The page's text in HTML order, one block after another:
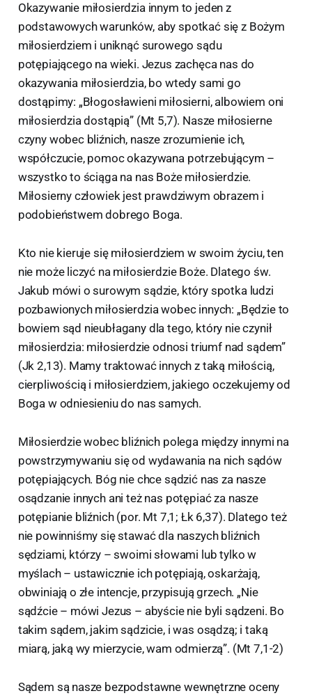
Okazywanie miłosierdzia innym to jeden z
podstawowych warunków, aby spotkać się z Bożym
miłosierdziem i uniknąć surowego sądu
potępiającego na wieki. Jezus zachęca nas do
okazywania miłosierdzia, bo wtedy sami go
dostąpimy: „Błogosławieni miłosierni, albowiem oni
miłosierdzia dostąpią” (Mt 5,7). Nasze miłosierne
czyny wobec bliźnich, nasze zrozumienie ich,
współczucie, pomoc okazywana potrzebującym –
wszystko to ściąga na nas Boże miłosierdzie.
Miłosierny człowiek jest prawdziwym obrazem i
podobieństwem dobrego Boga.
Kto nie kieruje się miłosierdziem w swoim życiu, ten
nie może liczyć na miłosierdzie Boże. Dlatego św.
Jakub mówi o surowym sądzie, który spotka ludzi
pozbawionych miłosierdzia wobec innych: „Będzie to
bowiem sąd nieubłagany dla tego, który nie czynił
miłosierdzia: miłosierdzie odnosi triumf nad sądem”
(Jk 2,13). Mamy traktować innych z taką miłością,
cierpliwością i miłosierdziem, jakiego oczekujemy od
Boga w odniesieniu do nas samych.
Miłosierdzie wobec bliźnich polega między innymi na
powstrzymywaniu się od wydawania na nich sądów
potępiających. Bóg nie chce sądzić nas za nasze
osądzanie innych ani też nas potępiać za nasze
potępianie bliźnich (por. Mt 7,1; Łk 6,37). Dlatego też
nie powinniśmy się stawać dla naszych bliźnich
sędziami, którzy – swoimi słowami lub tylko w
myślach – ustawicznie ich potępiają, oskarżają,
obwiniają o złe intencje, przypisują grzech. „Nie
sądźcie – mówi Jezus – abyście nie byli sądzeni. Bo
takim sądem, jakim sądzicie, i was osądzą; i taką
miarą, jaką wy mierzycie, wam odmierzą”. (Mt 7,1-2)
Sądem są nasze bezpodstawne wewnętrzne oceny